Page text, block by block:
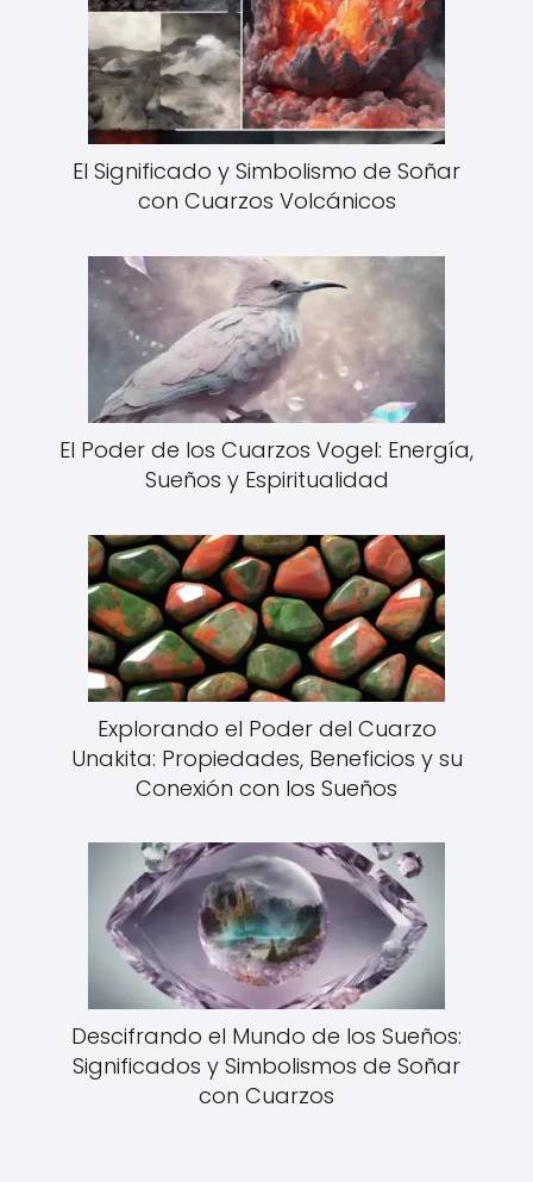
El Significado y Simbolismo de Soñar
con Cuarzos Volcánicos
El Poder de los Cuarzos Vogel: Energía,
Sueños y Espiritualidad
Explorando el Poder del Cuarzo
Unakita: Propiedades, Beneficios y su
Conexión con los Sueños
Descifrando el Mundo de los Sueños:
Significados y Simbolismos de Soñar
con Cuarzos